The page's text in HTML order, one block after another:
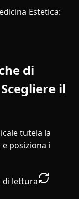
Estetica:
di
il
tutela la
posiziona i
di lettura